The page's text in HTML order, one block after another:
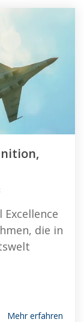
die in
Mehr erfahren